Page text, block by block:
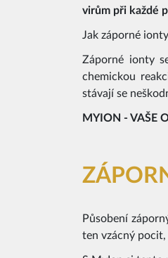
virům při každé
Jak záporné
Záporné ionty
chemickou
stávají se
MYION - VAŠE
Působení
ten vzácný pocit,